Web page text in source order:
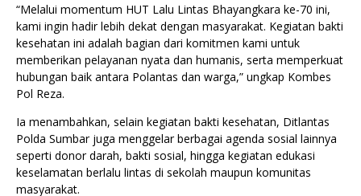
“Melalui momentum HUT Lalu Lintas Bhayangkara ke-70 ini,
kami ingin hadir lebih dekat dengan masyarakat. Kegiatan bakti
kesehatan ini adalah bagian dari komitmen kami untuk
memberikan pelayanan nyata dan humanis, serta memperkuat
hubungan baik antara Polantas dan warga,” ungkap Kombes
Pol Reza.
Ia menambahkan, selain kegiatan bakti kesehatan, Ditlantas
Polda Sumbar juga menggelar berbagai agenda sosial lainnya
seperti donor darah, bakti sosial, hingga kegiatan edukasi
keselamatan berlalu lintas di sekolah maupun komunitas
masyarakat.